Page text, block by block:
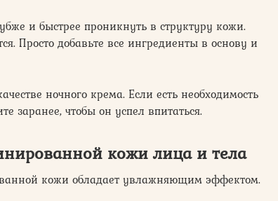
и быстрее проникнуть в структуру кожи.
Просто добавьте все ингредиенты в основу и
ночного крема. Если есть необходимость
заранее, чтобы он успел впитаться.
кожи лица и тела
кожи обладает увлажняющим эффектом.